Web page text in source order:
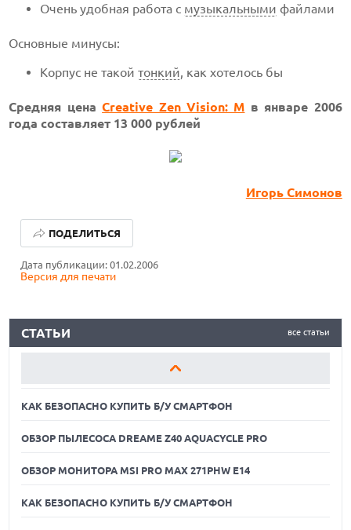
Очень удобная работа с музыкальными файлами
Основные минусы:
Корпус не такойтонкий, как хотелось бы
Средняя ценаCreative Zen Vision: M в январе 2006
года составляет 13 000 рублей
Игорь Симонов
Дата публикации: 01.02.2006
Версия для печати
ПОДЕЛИТЬСЯ
все статьи
СТАТЬИ
ОБЗОР ПЫЛЕСОСА DREAME Z40 AQUACYCLE PRO
ОБЗОР МОНИТОРА MSI PRO MAX 271PHW E14
ОБЗОР МОНИТОРА MSI PRO MAX 271PHW E14
КАК БЕЗОПАСНО КУПИТЬ Б/У СМАРТФОН
ОБЗОР ПЫЛЕСОСА DREAME Z40 AQUACYCLE PRO
ОБЗОР МОНИТОРА MSI PRO MAX 271PHW E14
КАК БЕЗОПАСНО КУПИТЬ Б/У СМАРТФОН